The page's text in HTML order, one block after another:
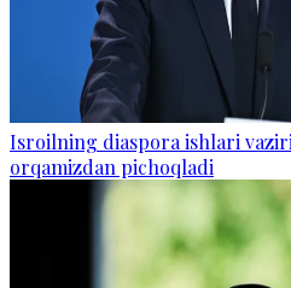
Isroilning diaspora ishlari
orqamizdan pichoqladi